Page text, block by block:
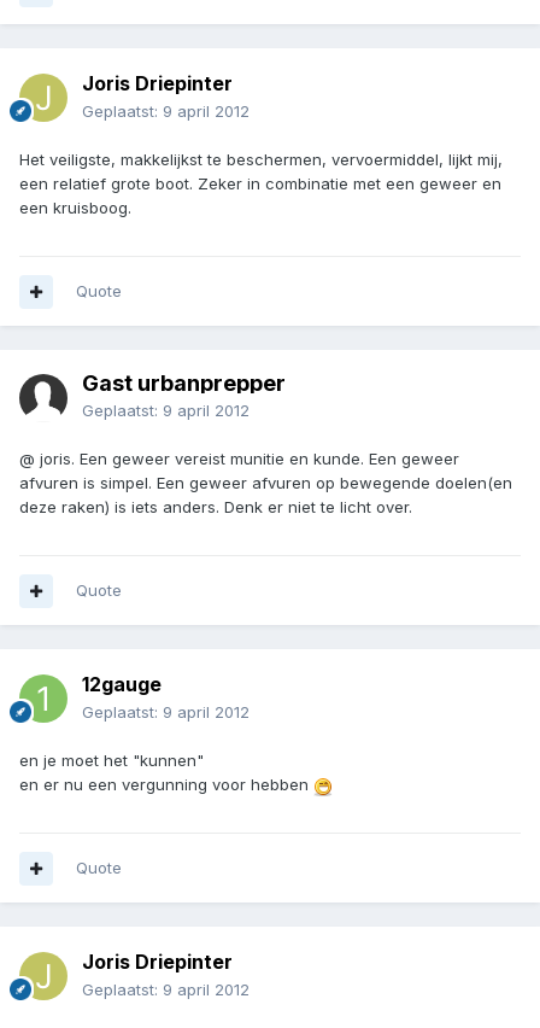
Joris Driepinter
Geplaatst: 9 april 2012
Het veiligste, makkelijkst te beschermen, vervoermiddel, lijkt mij,
een relatief grote boot. Zeker in combinatie met een geweer en
een kruisboog.
Quote
Gast urbanprepper
Geplaatst: 9 april 2012
@ joris. Een geweer vereist munitie en kunde. Een geweer
afvuren is simpel. Een geweer afvuren op bewegende doelen(en
deze raken) is iets anders. Denk er niet te licht over.
Quote
12gauge
Geplaatst: 9 april 2012
en je moet het "kunnen"
en er nu een vergunning voor hebben
Quote
Joris Driepinter
Geplaatst: 9 april 2012